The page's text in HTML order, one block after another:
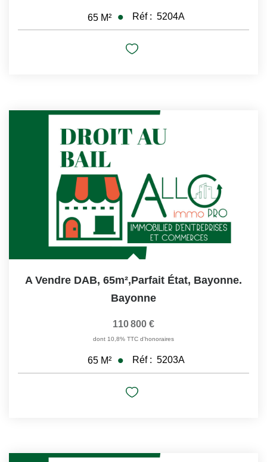
65 M² Réf : 5204A
A Vendre DAB, 65m²,parfait État, Bayonne.
Bayonne
110 800 €
dont 10,8% TTC d'honoraires
65 M² Réf : 5203A